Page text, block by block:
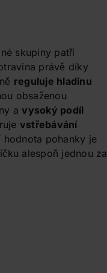
skupiny patří
právě díky
reguluje hladinu
obsaženou
avysoký podíl
vstřebávání
pohanky je
alespoň jednou za